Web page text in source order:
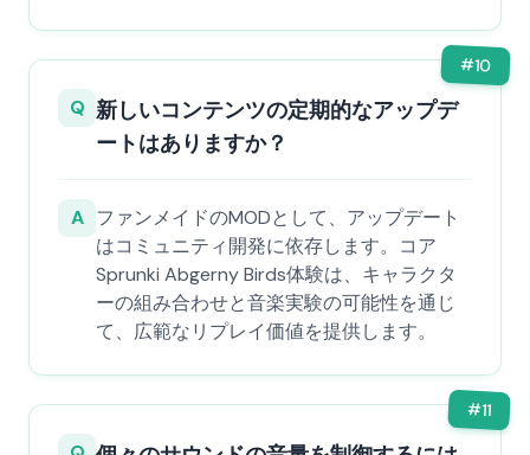
#10
Q 新しいコンテンツの定期的なアップデ
ートはありますか？
A ファンメイドのMODとして、アップデート
はコミュニティ開発に依存します。コア
Sprunki Abgerny Birds体験は、キャラクタ
ーの組み合わせと音楽実験の可能性を通じ
て、広範なリプレイ価値を提供します。
#11